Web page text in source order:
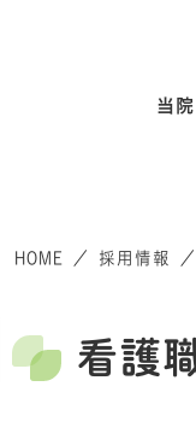
当
HOME ／ 採用情報 ／
看護